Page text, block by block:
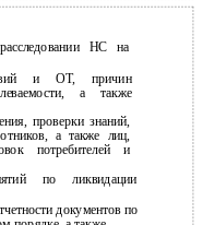
НС на
и ОТ, причин
а также
проверки знаний,
а также лиц,
потребителей и
по ликвидации
документов по